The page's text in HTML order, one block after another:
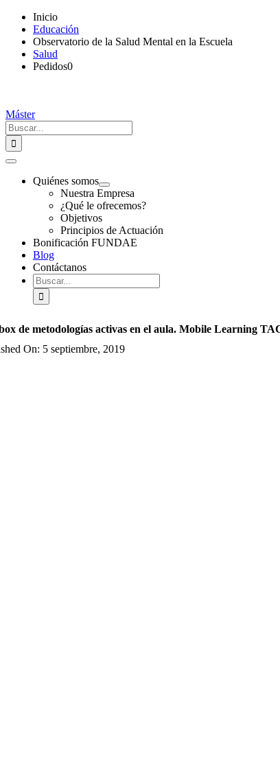
Saltar
contenido
Inicio
Educación
Observatorio de la Salud Mental en la Escuela
Salud
Pedidos0
Máster
Buscar:
Toggle
NavigationQuiénes somos
Nuestra Empresa
¿Qué le ofrecemos?
Objetivos
Principios de Actuación
Bonificación FUNDAE
Blog
Contáctanos
Buscar:
de metodologías activas en el aula. Mobile Learning
On: 5 septiembre, 2019